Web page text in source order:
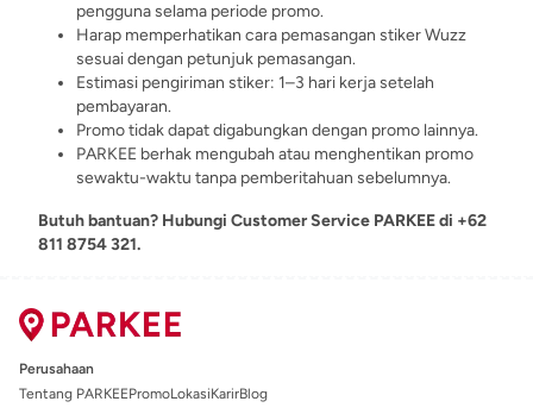
pengguna selama periode promo.
Harap memperhatikan cara pemasangan stiker Wuzz
sesuai dengan petunjuk pemasangan.
Estimasi pengiriman stiker: 1–3 hari kerja setelah
pembayaran.
Promo tidak dapat digabungkan dengan promo lainnya.
PARKEE berhak mengubah atau menghentikan promo
sewaktu-waktu tanpa pemberitahuan sebelumnya.
Butuh bantuan? Hubungi Customer Service PARKEE di +62
811 8754 321.
Perusahaan
Tentang PARKEEPromoLokasiKarirBlog